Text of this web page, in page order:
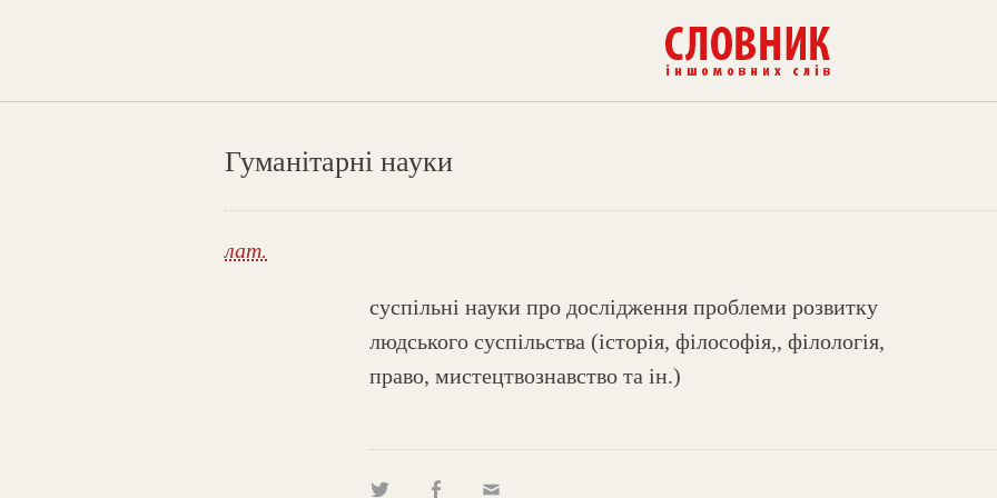
Гуманітарні науки
лат.
суспільні науки про дослідження проблеми розвитку
людського суспільства (історія, філософія,, філологія,
право, мистецтвознавство та ін.)